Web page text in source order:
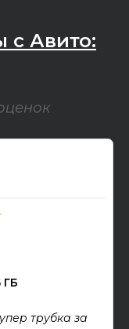
с Авито:
ГБ
трубка за